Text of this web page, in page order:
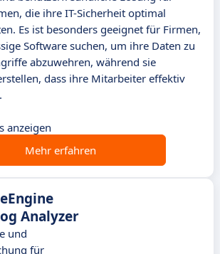
die ihre IT-Sicherheit optimal
Es ist besonders geeignet für Firmen,
Software suchen, um ihre Daten zu
abzuwehren, während sie
dass ihre Mitarbeiter effektiv
anzeigen
Mehr erfahren
Analyzer
und
für